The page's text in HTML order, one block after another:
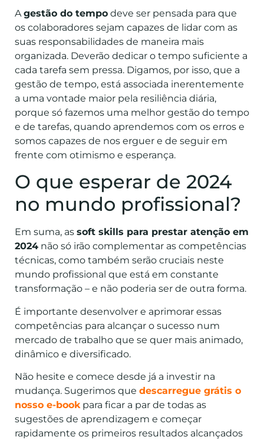
Agestão do tempo deve ser pensada para que
os colaboradores sejam capazes de lidar com as
suas responsabilidades de maneira mais
organizada. Deverão dedicar o tempo suficiente a
cada tarefa sem pressa. Digamos, por isso, que a
gestão de tempo, está associada inerentemente
a uma vontade maior pela resiliência diária,
porque só fazemos uma melhor gestão do tempo
e de tarefas, quando aprendemos com os erros e
somos capazes de nos erguer e de seguir em
frente com otimismo e esperança.
O que esperar de 2024
no mundo profissional?
Em suma, as soft skills para prestar atenção em
2024 não só irão complementar as competências
técnicas, como também serão cruciais neste
mundo profissional que está em constante
transformação – e não poderia ser de outra forma.
É importante desenvolver e aprimorar essas
competências para alcançar o sucesso num
mercado de trabalho que se quer mais animado,
dinâmico e diversificado.
Não hesite e comece desde já a investir na
mudança. Sugerimos que descarregue grátis o
nosso e-bookpara ficar a par de todas as
sugestões de aprendizagem e começar
rapidamente os primeiros resultados alcançados